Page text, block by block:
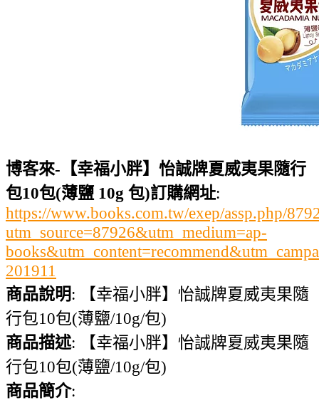
博客來-【幸福小胖】怡誠牌夏威夷果隨行
包10包(薄鹽 10g 包)訂購網址:
https://www.books.com.tw/exep/assp.php/
utm_source=87926&utm_medium=ap-
201911
商品說明: 【幸福小胖】怡誠牌夏威夷果隨
行包10包(薄鹽/10g/包)
商品描述: 【幸福小胖】怡誠牌夏威夷果隨
行包10包(薄鹽/10g/包)
商品簡介: